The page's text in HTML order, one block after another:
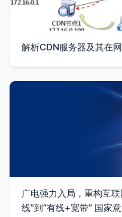
解析CDN服务器及其在
广电强力入局，重构互
线”到“有线+宽带” 国家